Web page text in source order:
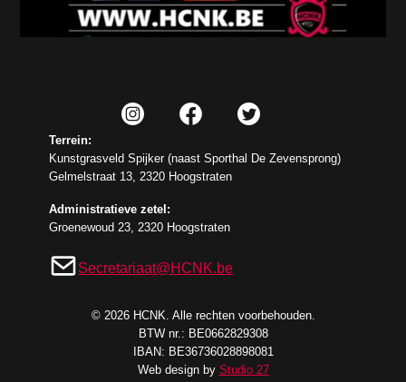
Terrein:
Kunstgrasveld Spijker (naast Sporthal De Zevensprong)
Gelmelstraat 13, 2320 Hoogstraten
Administratieve zetel:
Groenewoud 23, 2320 Hoogstraten
Secretariaat@HCNK.be
© 2026HCNK. Alle rechten voorbehouden.
BTW nr.: BE0662829308
IBAN: BE36736028898081
Web design by Studio 27